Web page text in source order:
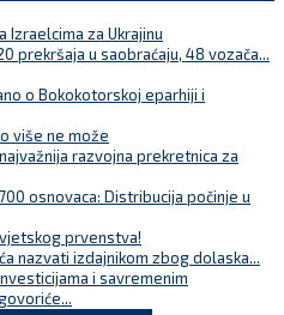
Izraelcima za Ukrajinu
prekršaja u saobraćaju, 48 vozača...
o Bokokotorskoj eparhiji i
više ne može
razvojna prekretnica za
osnovaca: Distribucija počinje u
prvenstva!
nazvati izdajnikom zbog dolaska...
i savremenim